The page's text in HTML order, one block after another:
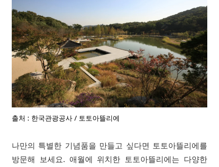
출처 : 한국관광공사 / 토토아뜰리에
나만의 특별한 기념품을 만들고 싶다면 토토아뜰리에를
방문해 보세요. 애월에 위치한 토토아뜰리에는 다양한